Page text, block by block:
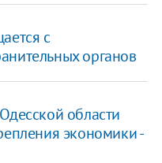
с
органов
области
экономики -